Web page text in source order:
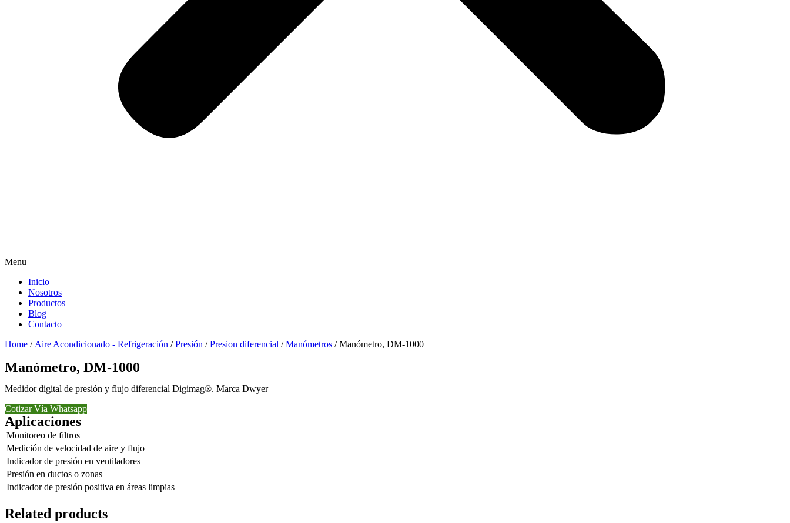
Menu
Inicio
Nosotros
Productos
Blog
Contacto
Home / Aire Acondicionado - Refrigeración /Presión /Presion diferencial /Manómetros / Manómetro, DM-1000
Manómetro, DM-1000
Medidor digital de presión y flujo diferencial Digimag®. Marca Dwyer
Cotizar Vía Whatsapp
Aplicaciones
Monitoreo de filtros
Medición de velocidad de aire y flujo
Indicador de presión en ventiladores
Presión en ductos o zonas
Indicador de presión positiva en áreas limpias
Related products